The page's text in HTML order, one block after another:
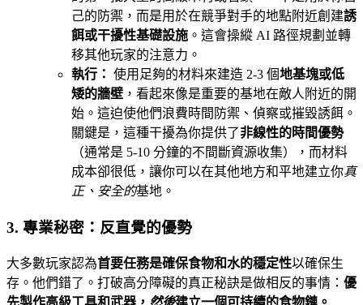
己的防禦，而是用於在競爭對手的地點附近創建誘
餌或干擾性基礎設施 。這會操縱 AI 路徑規劃並轉
移其他玩家的注意力。
執行： 使用足夠的材料來建造 2-3 個地基塊或低
矮的牆壁 ，看起來像是重要的基地在敵人附近的開
始。這迫使他們浪費時間防禦、偵察或摧毀誘餌。
關鍵是，這種干擾為你提供了非線性的時間優勢
（通常是 5-10 分鐘的不間斷資源收集），而材料
成本卻很低，讓你可以在其他地方和平地建立你真
正、安全的基地。
3. 專業秘密：反直覺的優勢
大多數玩家認為首要任務是確保食物和水的穩定性以確保生
存。他們錯了。打破高分障礙的真正秘訣是做相反的事情： 優
先製作高級工具和武器， 然後建立一個可持續的食物鏈。